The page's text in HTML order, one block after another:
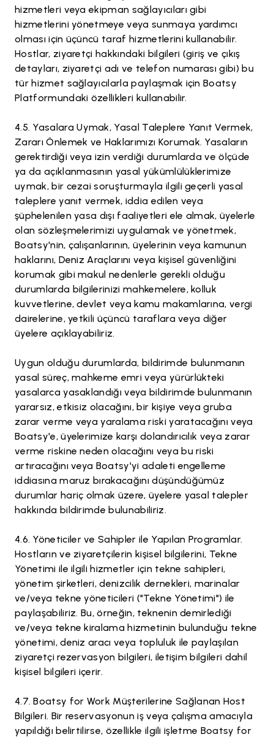
hizmetleri veya ekipman sağlayıcıları gibi
hizmetlerini yönetmeye veya sunmaya yardımcı
olması için üçüncü taraf hizmetlerini kullanabilir.
Hostlar, ziyaretçi hakkındaki bilgileri (giriş ve çıkış
detayları, ziyaretçi adı ve telefon numarası gibi) bu
tür hizmet sağlayıcılarla paylaşmak için Boatsy
Platformundaki özellikleri kullanabilir.
Yasalara Uymak, Yasal Taleplere Yanıt Vermek,
Zararı Önlemek ve Haklarımızı Korumak. Yasaların
gerektirdiği veya izin verdiği durumlarda ve ölçüde
ya da açıklanmasının yasal yükümlülüklerimize
uymak, bir cezai soruşturmayla ilgili geçerli yasal
taleplere yanıt vermek, iddia edilen veya
şüphelenilen yasa dışı faaliyetleri ele almak, üyelerle
olan sözleşmelerimizi uygulamak ve yönetmek,
Boatsy'nin, çalışanlarının, üyelerinin veya kamunun
haklarını, Deniz Araçlarını veya kişisel güvenliğini
korumak gibi makul nedenlerle gerekli olduğu
durumlarda bilgilerinizi mahkemelere, kolluk
kuvvetlerine, devlet veya kamu makamlarına, vergi
dairelerine, yetkili üçüncü taraflara veya diğer
üyelere açıklayabiliriz.
Uygun olduğu durumlarda, bildirimde bulunmanın
yasal süreç, mahkeme emri veya yürürlükteki
yasalarca yasaklandığı veya bildirimde bulunmanın
yararsız, etkisiz olacağını, bir kişiye veya gruba
zarar verme veya yaralama riski yaratacağını veya
Boatsy'e, üyelerimize karşı dolandırıcılık veya zarar
verme riskine neden olacağını veya bu riski
artıracağını veya Boatsy'yi adaleti engelleme
iddiasına maruz bırakacağını düşündüğümüz
durumlar hariç olmak üzere, üyelere yasal talepler
hakkında bildirimde bulunabiliriz.
Yöneticiler ve Sahipler ile Yapılan Programlar.
Hostların ve ziyaretçilerin kişisel bilgilerini, Tekne
Yönetimi ile ilgili hizmetler için tekne sahipleri,
yönetim şirketleri, denizcilik dernekleri, marinalar
ve/veya tekne yöneticileri ("Tekne Yönetimi") ile
paylaşabiliriz. Bu, örneğin, teknenin demirlediği
ve/veya tekne kiralama hizmetinin bulunduğu tekne
yönetimi, deniz aracı veya topluluk ile paylaşılan
ziyaretçi rezervasyon bilgileri, iletişim bilgileri dahil
kişisel bilgileri içerir.
Boatsy for Work Müşterilerine Sağlanan Host
Bilgileri. Bir reservasyonun iş veya çalışma amacıyla
yapıldığı belirtilirse, özellikle ilgili işletme Boatsy for